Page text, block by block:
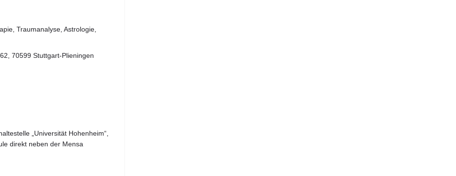
Traumanalyse, Astrologie,
70599 Stuttgart-Plieningen
„Universität Hohenheim“,
direkt neben der Mensa